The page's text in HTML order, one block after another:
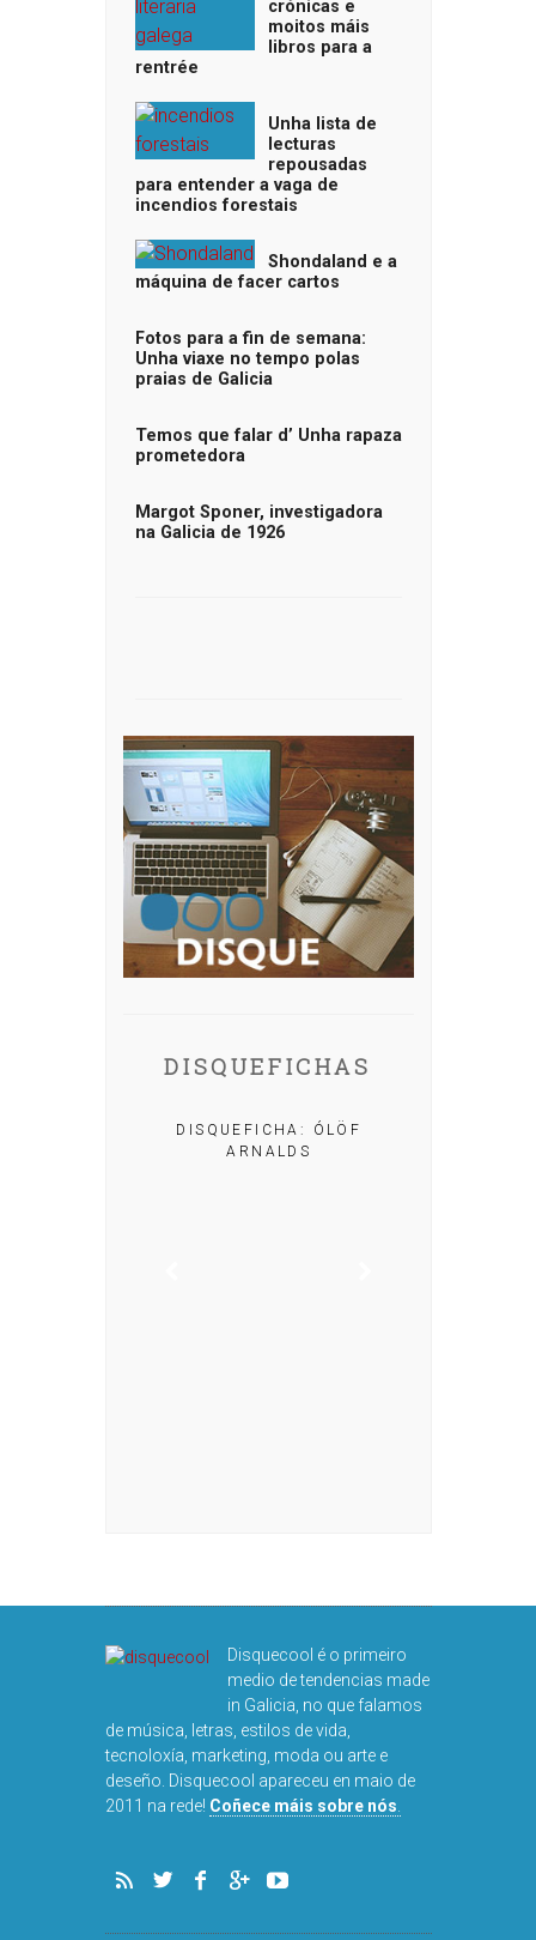
crónicas e
moitos máis
libros para a
rentrée
Unha lista de
lecturas
repousadas
para entender a vaga de
incendios forestais
Shondaland e a
máquina de facer cartos
Fotos para a fin de semana:
Unha viaxe no tempo polas
praias de Galicia
Temos que falar d’ Unha rapaza
prometedora
Margot Sponer, investigadora
na Galicia de 1926
DISQUEFICHAS
DISQUEFICHA: ÓLÖF
ARNALDS
Disquecool é o primeiro
medio de tendencias made
in Galicia, no que falamos
de música, letras, estilos de vida,
tecnoloxía, marketing, moda ou arte e